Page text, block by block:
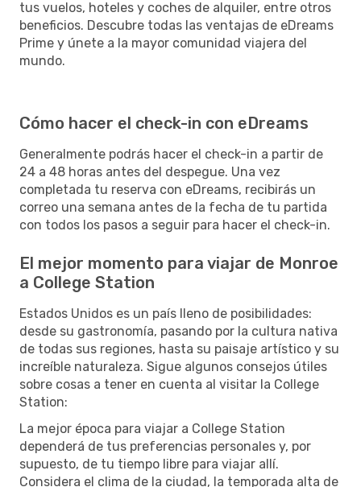
tus vuelos, hoteles y coches de alquiler, entre otros
beneficios. Descubre todas las ventajas de eDreams
Prime y únete a la mayor comunidad viajera del
mundo.
Cómo hacer el check-in con eDreams
Generalmente podrás hacer el check-in a partir de
24 a 48 horas antes del despegue. Una vez
completada tu reserva con eDreams, recibirás un
correo una semana antes de la fecha de tu partida
con todos los pasos a seguir para hacer el check-in.
El mejor momento para viajar de Monroe
a College Station
Estados Unidos es un país lleno de posibilidades:
desde su gastronomía, pasando por la cultura nativa
de todas sus regiones, hasta su paisaje artístico y su
increíble naturaleza. Sigue algunos consejos útiles
sobre cosas a tener en cuenta al visitar la College
Station:
La mejor época para viajar a College Station
dependerá de tus preferencias personales y, por
supuesto, de tu tiempo libre para viajar allí.
Considera el clima de la ciudad, la temporada alta de